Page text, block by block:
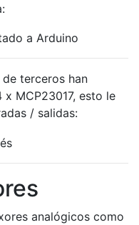
terceros han
MCP23017, esto le
/ salidas:
analógicos como